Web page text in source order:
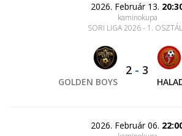
2026. Február 13.
kaminokupa
SORI LIGA 2026 - 1.
GOLDEN BOYS
2 - 3
2026. Február 06.